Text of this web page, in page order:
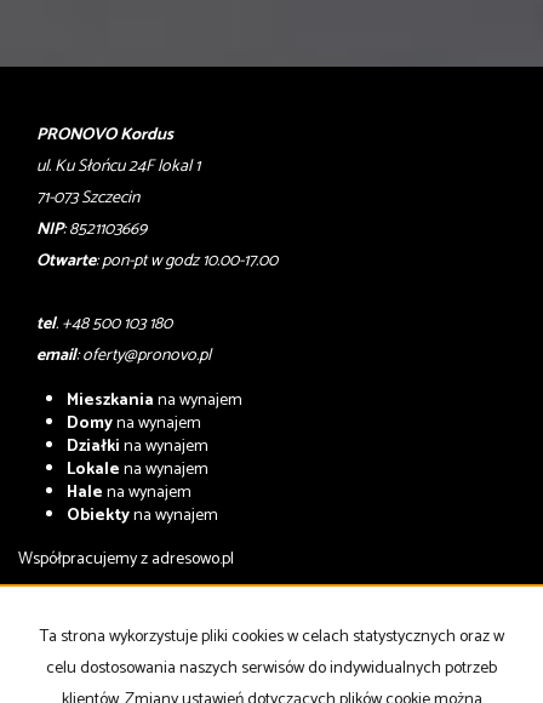
PRONOVO Kordus
ul. Ku Słońcu 24F lokal 1
71-073 Szczecin
NIP: 8521103669
Otwarte: pon-pt w godz 10.00-17.00
tel. +48 500 103 180
email:oferty@pronovo.pl
Mieszkaniana wynajem
Domyna wynajem
Działkina wynajem
Lokalena wynajem
Halena wynajem
Obiektyna wynajem
Współpracujemy zadresowo.pl
Domyna sprzedaż
Działkina sprzedaż
Lokalena sprzedaż
Halena sprzedaż
Ta strona wykorzystuje pliki cookies w celach statystycznych oraz w
celu dostosowania naszych serwisów do indywidualnych potrzeb